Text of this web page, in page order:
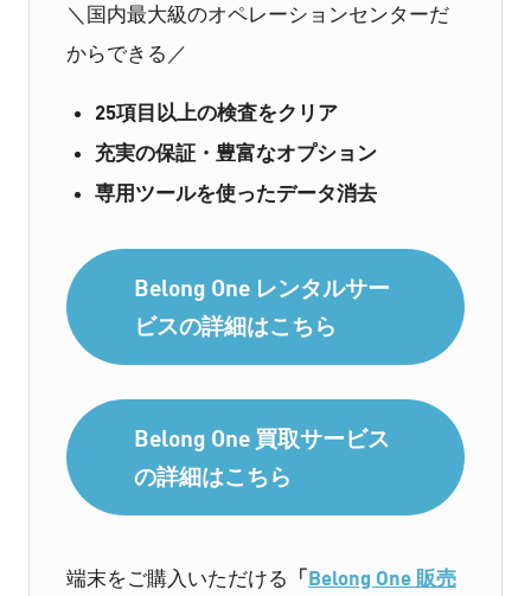
＼国内最大級のオペレーションセンターだ
からできる／
25項目以上の検査をクリア
充実の保証・豊富なオプション
専用ツールを使ったデータ消去
Belong One レンタルサー
ビスの詳細はこちら
Belong One 買取サービス
の詳細はこちら
端末をご購入いただける 「Belong One 販売